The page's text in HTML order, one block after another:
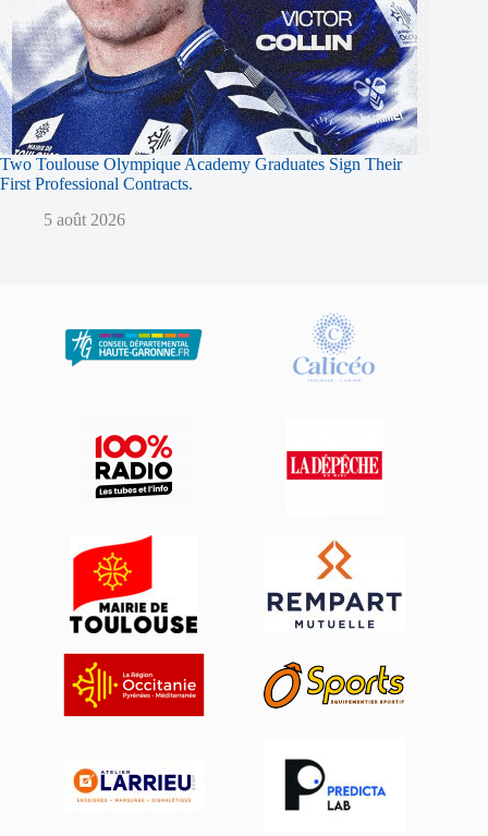
Two Toulouse Olympique Academy Graduates Sign Their
First Professional Contracts.
5 août 2026